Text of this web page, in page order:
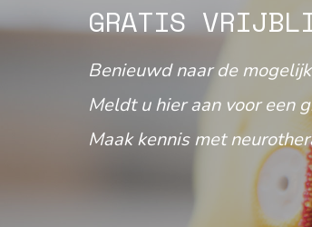
GRATIS
Benieuwd naar de
Meldt u hier aan voor een
Maak kennis met